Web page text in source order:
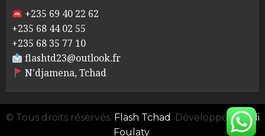
+235 69 40 22 62
+235 68 44 02 55
+235 68 35 77 10
flashtd23@outlook.fr
N'djamena, Tchad
© Tous droits réservés. Flash Tchad . Développé parAli
Foulaty